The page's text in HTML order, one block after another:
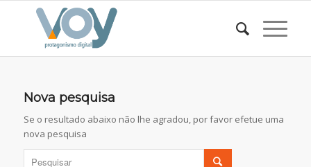
Nova pesquisa
Se o resultado abaixo não lhe agradou, por favor efetue uma
nova pesquisa